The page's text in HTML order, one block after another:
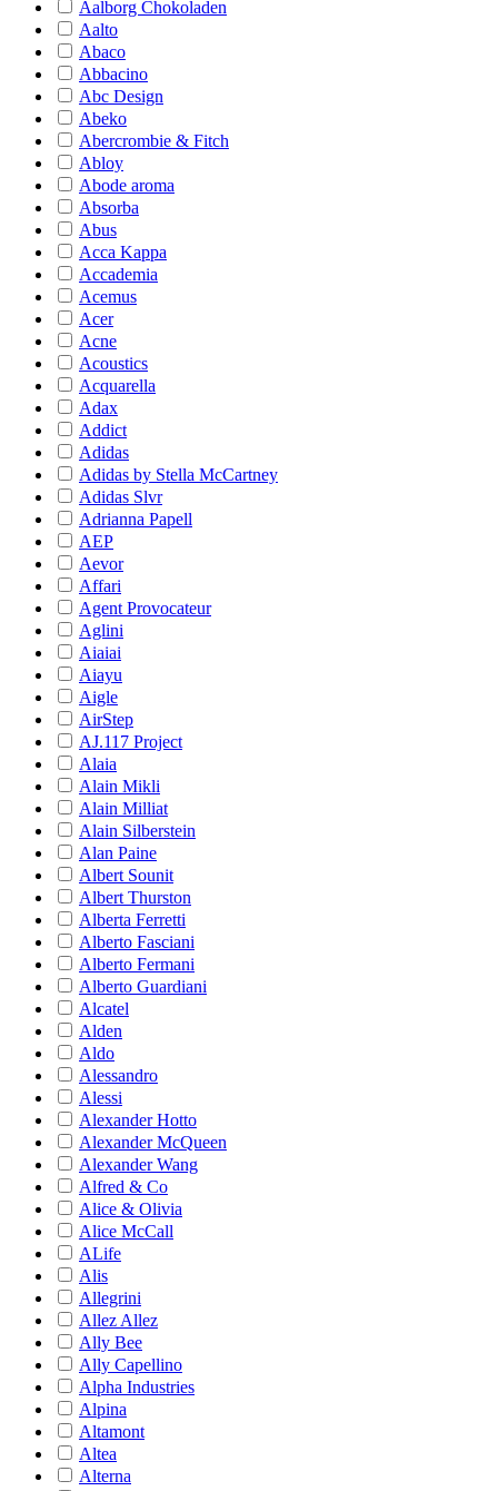
Aalborg Chokoladen
Aalto
Abaco
Abbacino
Abc Design
Abeko
Abercrombie & Fitch
Abloy
Abode aroma
Absorba
Abus
Acca Kappa
Accademia
Acemus
Acer
Acne
Acoustics
Acquarella
Adax
Addict
Adidas
Adidas by Stella McCartney
Adidas Slvr
Adrianna Papell
AEP
Aevor
Affari
Agent Provocateur
Aglini
Aiaiai
Aiayu
Aigle
AirStep
AJ.117 Project
Alaia
Alain Mikli
Alain Milliat
Alain Silberstein
Alan Paine
Albert Sounit
Albert Thurston
Alberta Ferretti
Alberto Fasciani
Alberto Fermani
Alberto Guardiani
Alcatel
Alden
Aldo
Alessandro
Alessi
Alexander Hotto
Alexander McQueen
Alexander Wang
Alfred & Co
Alice & Olivia
Alice McCall
ALife
Alis
Allegrini
Allez Allez
Ally Bee
Ally Capellino
Alpha Industries
Alpina
Altamont
Altea
Alterna